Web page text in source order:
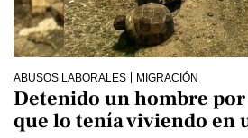
ABUSOS LABORALES MIGRACIÓN
Detenido un hombre
que lo tenía viviendo en